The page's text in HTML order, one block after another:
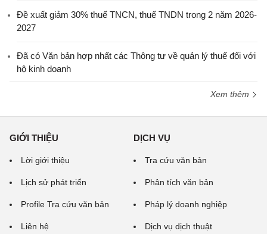
Đề xuất giảm 30% thuế TNCN, thuế TNDN trong 2 năm 2026-
2027
Đã có Văn bản hợp nhất các Thông tư về quản lý thuế đối với
hộ kinh doanh
Xem thêm
GIỚI THIỆU
Lời giới thiệu
Lịch sử phát triển
Profile Tra cứu văn bản
Liên hệ
DỊCH VỤ
Tra cứu văn bản
Phân tích văn bản
Pháp lý doanh nghiệp
Dịch vụ dịch thuật